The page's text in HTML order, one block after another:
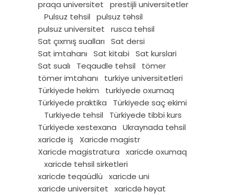
praqa universitet
prestijli universitetler
Pulsuz tehsil
pulsuz təhsil
pulsuz universitet
rusca tehsil
Sat çıxmış sualları
Sat dersi
Sat imtahanı
Sat kitabi
Sat kurslari
Sat sualı
Teqaudle tehsil
tömer
tömer imtahanı
turkiye universitetleri
Türkiyede hekim
turkiyede oxumaq
Türkiyede praktika
Türkiyede saç ekimi
Turkiyede tehsil
Türkiyede tibbi kurs
Türkiyede xestexana
Ukraynada tehsil
xaricde iş
Xaricde magistr
Xaricde magistratura
xaricde oxumaq
xaricde tehsil sirketleri
xaricde teqaüdlü
xaricde uni
xaricde universitet
xaricdə həyat